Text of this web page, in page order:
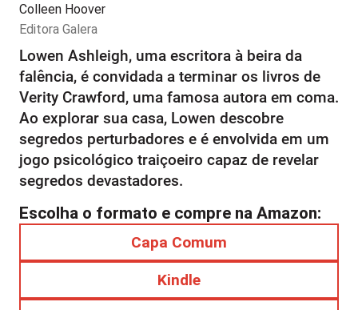
Colleen Hoover
Editora Galera
Lowen Ashleigh, uma escritora à beira da
falência, é convidada a terminar os livros de
Verity Crawford, uma famosa autora em coma.
Ao explorar sua casa, Lowen descobre
segredos perturbadores e é envolvida em um
jogo psicológico traiçoeiro capaz de revelar
segredos devastadores.
Escolha o formato e compre na Amazon:
Capa Comum
Kindle